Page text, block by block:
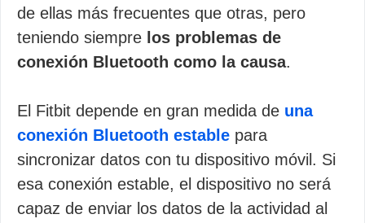
de ellas más frecuentes que otras, pero
teniendo siempre los problemas de
conexión Bluetooth como la causa.
El Fitbit depende en gran medida de una
conexión Bluetooth estable para
sincronizar datos con tu dispositivo móvil. Si
esa conexión estable, el dispositivo no será
capaz de enviar los datos de la actividad al